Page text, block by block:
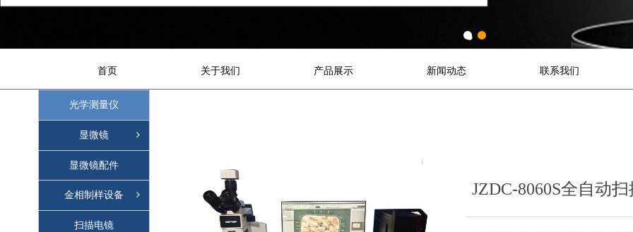
首页 关于我们 产品展示 新闻动态 联系我们
光学测量仪
显微镜
显微镜配件
金相制样设备
扫描电镜
JZDC-8060S全自动